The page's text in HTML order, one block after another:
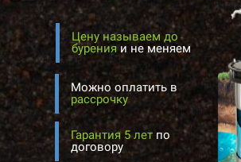
Цену называем до
буренияи не меняем
Можно оплатить в
рассрочку
Гарантия 5 лет по
договору